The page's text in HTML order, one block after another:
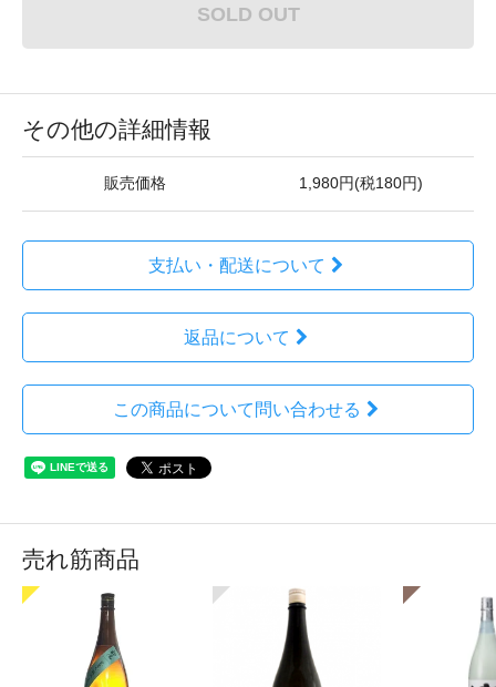
SOLD OUT
その他の詳細情報
販売価格 1,980円(税180円)
支払い・配送について
返品について
この商品について問い合わせる
売れ筋商品